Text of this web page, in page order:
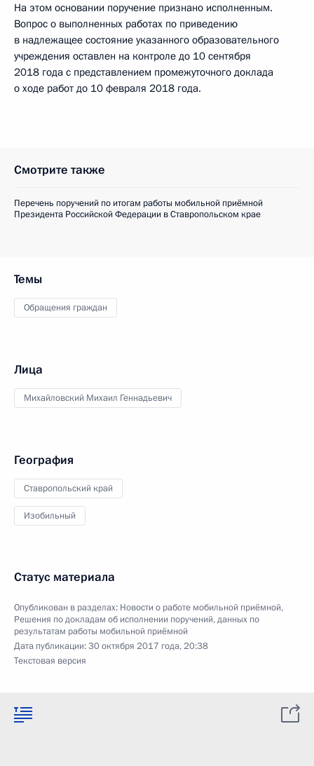
На этом основании поручение признано исполненным.
Вопрос о выполненных работах по приведению
в надлежащее состояние указанного образовательного
учреждения оставлен на контроле до 10 сентября
2018 года с представлением промежуточного доклада
о ходе работ до 10 февраля 2018 года.
Смотрите также
Перечень поручений по итогам работы мобильной приёмной
Президента Российской Федерации в Ставропольском крае
Темы
Обращения граждан
Лица
Михайловский Михаил Геннадьевич
География
Ставропольский край
Изобильный
Статус материала
Опубликован в разделах: Новости о работе мобильной приёмной,
Решения по докладам об исполнении поручений, данных по
результатам работы мобильной приёмной
Дата публикации:30 октября 2017 года, 20:38
Текстовая версия